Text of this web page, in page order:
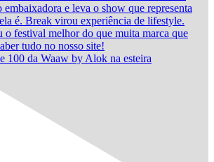
100 da Waaw by Alok na esteira